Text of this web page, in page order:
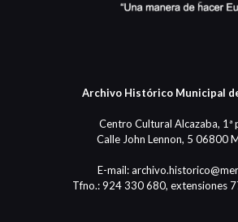
Archivo Histórico Municipal
Centro Cultural Alcazaba, 1ª
Calle John Lennon, 5 06800
E-mail:
Tfno.: 924 330 680, extensiones